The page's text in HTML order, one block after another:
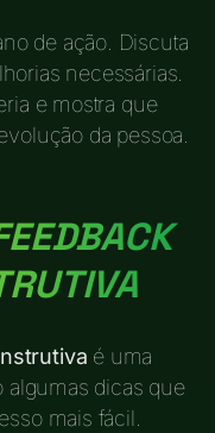
de ação. Discuta
necessárias.
e mostra que
da pessoa.
é uma
algumas dicas que
mais fácil.